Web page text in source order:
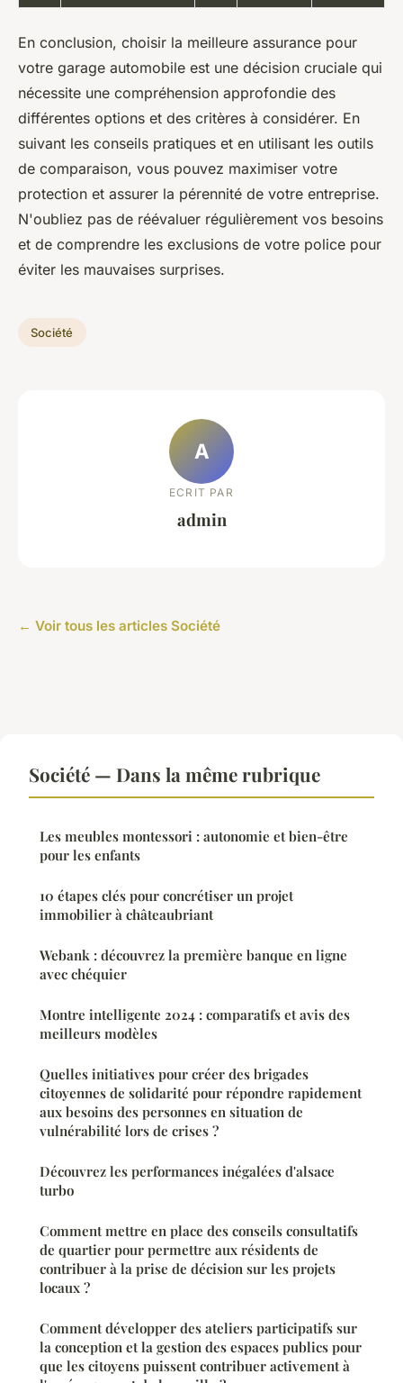
En conclusion, choisir la meilleure assurance pour
votre garage automobile est une décision cruciale qui
nécessite une compréhension approfondie des
différentes options et des critères à considérer. En
suivant les conseils pratiques et en utilisant les outils
de comparaison, vous pouvez maximiser votre
protection et assurer la pérennité de votre entreprise.
N'oubliez pas de réévaluer régulièrement vos besoins
et de comprendre les exclusions de votre police pour
éviter les mauvaises surprises.
Société
A
ECRIT PAR
admin
← Voir tous les articles Société
Société — Dans la même rubrique
Les meubles montessori : autonomie et bien-être
pour les enfants
10 étapes clés pour concrétiser un projet
immobilier à châteaubriant
Webank : découvrez la première banque en ligne
avec chéquier
Montre intelligente 2024 : comparatifs et avis des
meilleurs modèles
Quelles initiatives pour créer des brigades
citoyennes de solidarité pour répondre rapidement
aux besoins des personnes en situation de
vulnérabilité lors de crises ?
Découvrez les performances inégalées d'alsace
turbo
Comment mettre en place des conseils consultatifs
de quartier pour permettre aux résidents de
contribuer à la prise de décision sur les projets
locaux ?
Comment développer des ateliers participatifs sur
la conception et la gestion des espaces publics pour
que les citoyens puissent contribuer activement à